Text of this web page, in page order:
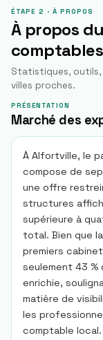
ÉTAPE 2 · À PROPOS
À propos
Statistiques,
villes proches.
PRÉSENTATION
Marché des
À Alfortville, le
compose de
une offre
structures
supérieure à
total. Bien que
premiers
seulement 43 %
enrichie,
matière de
les
comptable local.